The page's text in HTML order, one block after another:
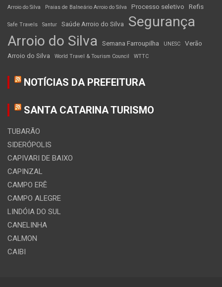
Arroio do Silva
Praias de Balneário Arroio do Silva Processo seletivo Refis
Safe Travels Santur Saúde Arroio do Silva
Segurança
Arroio do Silva
Semana Farroupilha UNESC
Verão
Arroio do Silva
World Travel & Tourism Council WTTC
NOTÍCIAS DA PREFEITURA
SANTA CATARINA TURISMO
TUBARÃO
SIDERÓPOLIS
CAPIVARI DE BAIXO
CAPINZAL
CAMPO ERÊ
CAMPO ALEGRE
LINDÓIA DO SUL
CANELINHA
CALMON
CAIBI